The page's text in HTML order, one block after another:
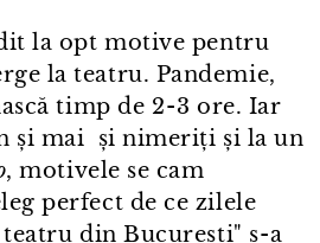
la opt motive pentru
la teatru. Pandemie,
timp de 2⁠-⁠3 ore. Iar
și mai și nimeriți și la un
, motivele se cam
perfect de ce zilele
din București" s⁠-⁠a